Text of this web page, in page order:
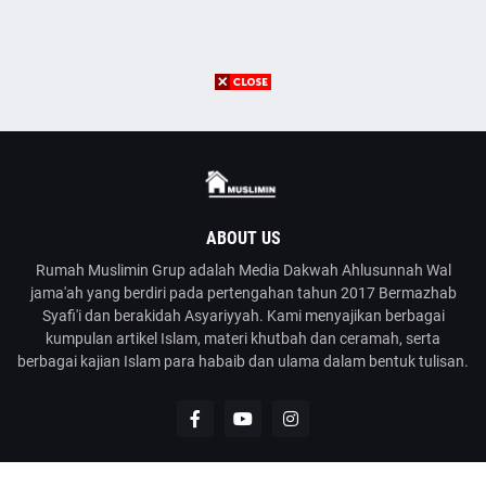
ABOUT US
Rumah Muslimin Grup adalah Media Dakwah Ahlusunnah Wal
jama'ah yang berdiri pada pertengahan tahun 2017 Bermazhab
Syafi'i dan berakidah Asyariyyah. Kami menyajikan berbagai
kumpulan artikel Islam, materi khutbah dan ceramah, serta
berbagai kajian Islam para habaib dan ulama dalam bentuk tulisan.